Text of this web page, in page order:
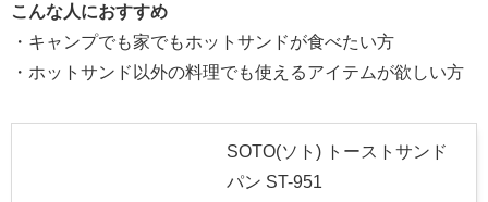
こんな人におすすめ
・キャンプでも家でもホットサンドが食べたい方
・ホットサンド以外の料理でも使えるアイテムが欲しい方
SOTO(ソト) トーストサンド
パン ST-951